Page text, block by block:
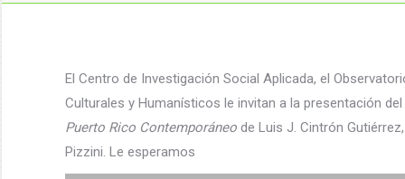
El Centro de Investigación Social Aplicada, el
Culturales y Humanísticos le invitan a la presentación del
Puerto Rico Contemporáneo de Luis J. Cintrón
Pizzini. Le esperamos